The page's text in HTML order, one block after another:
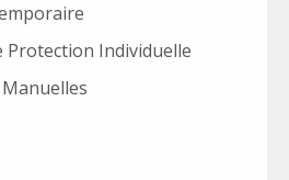
Protection Individuelle